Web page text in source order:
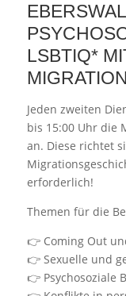
LSBTIQ*
Jeden zweiten
bis 15:00 Uhr die
an. Diese richtet
erforderlich!
Themen für die
👉 Coming Out
👉 Sexuelle und
👉 Psychosoziale